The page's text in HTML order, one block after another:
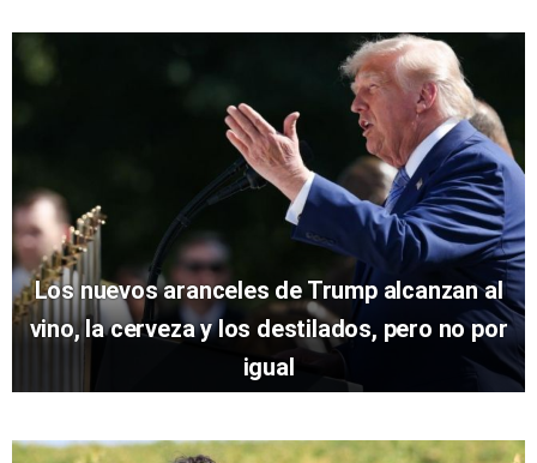
Los nuevos aranceles de Trump alcanzan al
vino, la cerveza y los destilados, pero no por
igual